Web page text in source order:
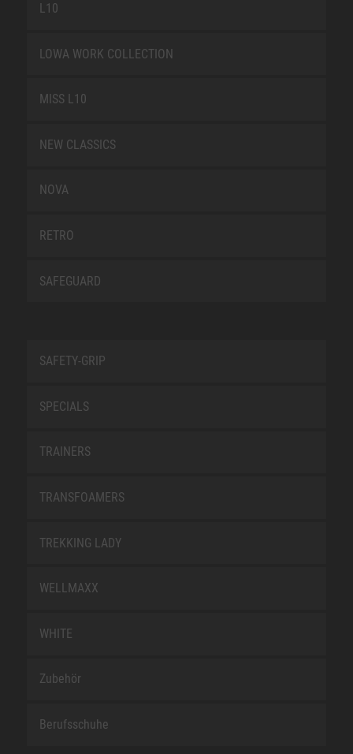
L10
LOWA WORK COLLECTION
MISS L10
NEW CLASSICS
NOVA
RETRO
SAFEGUARD
SAFETY-GRIP
SPECIALS
TRAINERS
TRANSFOAMERS
TREKKING LADY
WELLMAXX
WHITE
Zubehör
Berufsschuhe